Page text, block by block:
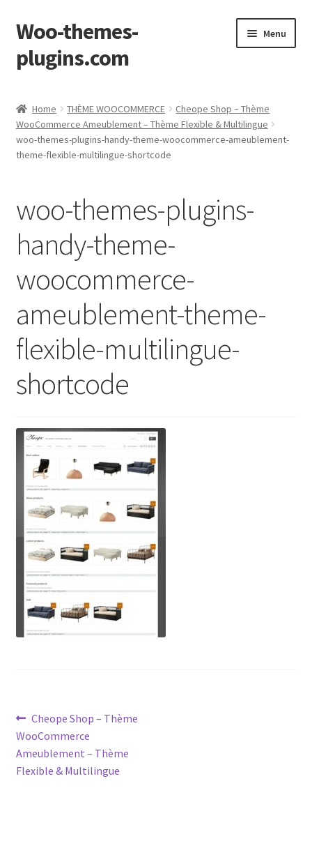
Skip
to
navigation
Skip
to
content
Woo-themes-
plugins.com
Menu
Home THÈME WOOCOMMERCE
Cheope Shop – Thème
WooCommerce Ameublement – Thème Flexible & Multilingue
woo-themes-plugins-handy-theme-woocommerce-ameublement-
theme-flexible-multilingue-shortcode
woo-themes-plugins-
handy-theme-
woocommerce-
ameublement-theme-
flexible-multilingue-
shortcode
Post
navigation
Previous
post:
Cheope Shop – Thème
WooCommerce
Ameublement – Thème
Flexible & Multilingue